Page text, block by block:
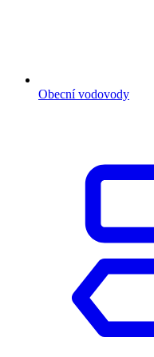
Obecní vodovody